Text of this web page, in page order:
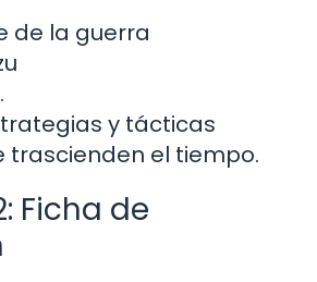
de la guerra
y tácticas
trascienden el tiempo.
Ficha de